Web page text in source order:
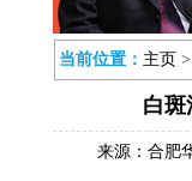
当前位置： 主页 >
白斑
来源： 合肥